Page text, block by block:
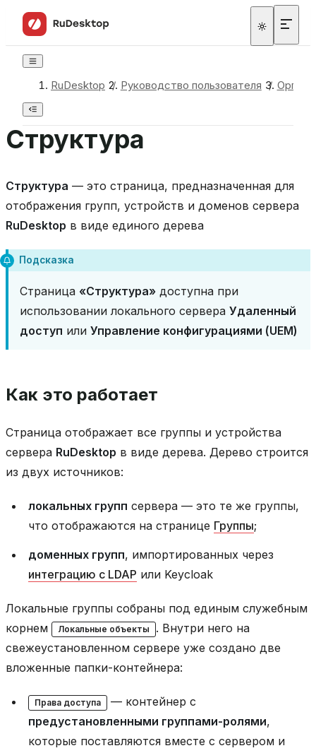
RuDesktop / Руководство пользователя /
Структура
Структура — это страница, предназначенная для
отображения групп, устройств и доменов сервера
RuDesktop в виде единого дерева
Подсказка
Страница «Структура» доступна при
использовании локального сервера Удаленный
доступ или Управление конфигурациями (UEM)
Как это работает
Страница отображает все группы и устройства
сервера RuDesktop в виде дерева. Дерево строится
из двух источников:
локальных групп сервера — это те же группы,
что отображаются на странице Группы;
доменных групп, импортированных через
интеграцию с LDAP или Keycloak
Локальные группы собраны под единым служебным
корнем
Локальные объекты
. Внутри него на
свежеустановленном сервере уже создано две
вложенные папки-контейнера:
Права доступа — контейнер с
предустановленными группами-ролями,
которые поставляются вместе с сервером и